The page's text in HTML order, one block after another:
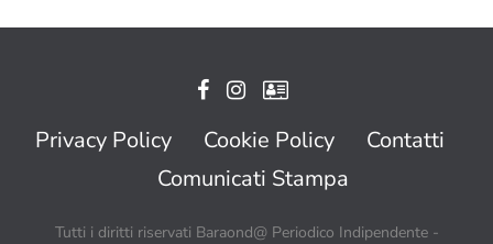
Privacy Policy Cookie Policy
Contatti
Comunicati Stampa
Tutti i diritti riservati Baraond@ Periodico Indipendente -